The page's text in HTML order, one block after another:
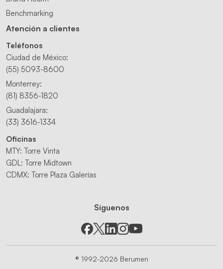
Benchmarking
Atención a clientes
Teléfonos
Ciudad de México:
(55) 5093-8600
Monterrey:
(81) 8356-1820
Guadalajara:
(33) 3616-1334
Oficinas
MTY: Torre Vinta
GDL: Torre Midtown
CDMX: Torre Plaza Galerías
Síguenos
® 1992-2026 Berumen